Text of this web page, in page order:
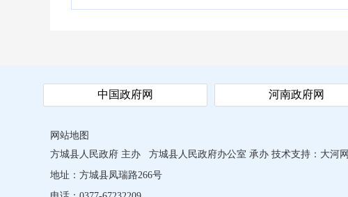
中国政府网 河南政府网
网站地图
方城县人民政府 主办
方城县人民政府办公室 承办 技术支持： 大河网
地址：方城县凤瑞路266号